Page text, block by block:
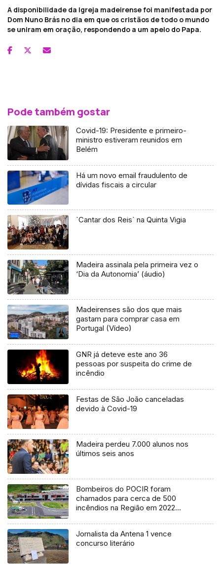
A disponibilidade da Igreja madeirense foi manifestada por
Dom Nuno Brás no dia em que os cristãos de todo o mundo
se uniram em oração, respondendo a um apelo do Papa.
Pode também gostar
Covid-19: Presidente e primeiro-
ministro estiveram reunidos em
Belém
Há um novo email fraudulento de
dívidas fiscais a circular
`Cantar dos Reis` na Quinta Vigia
Madeira assinala pela primeira vez o
‘Dia da Autonomia’ (áudio)
Madeirenses são dos que mais
gastam para comprar casa em
Portugal (Vídeo)
GNR já deteve este ano 36
pessoas por suspeita do crime de
incêndio
Festas de São João canceladas
devido à Covid-19
Madeira perdeu 7.000 alunos nos
últimos seis anos
Bombeiros do POCIR foram
chamados para cerca de 500
incêndios na Região em 2022
Jornalista da Antena 1 vence
concurso literário